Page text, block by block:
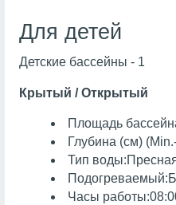
Для детей
Детские бассейны - 1
Крытый / Открытый
Площадь
Глубина (см)
Тип
Часы